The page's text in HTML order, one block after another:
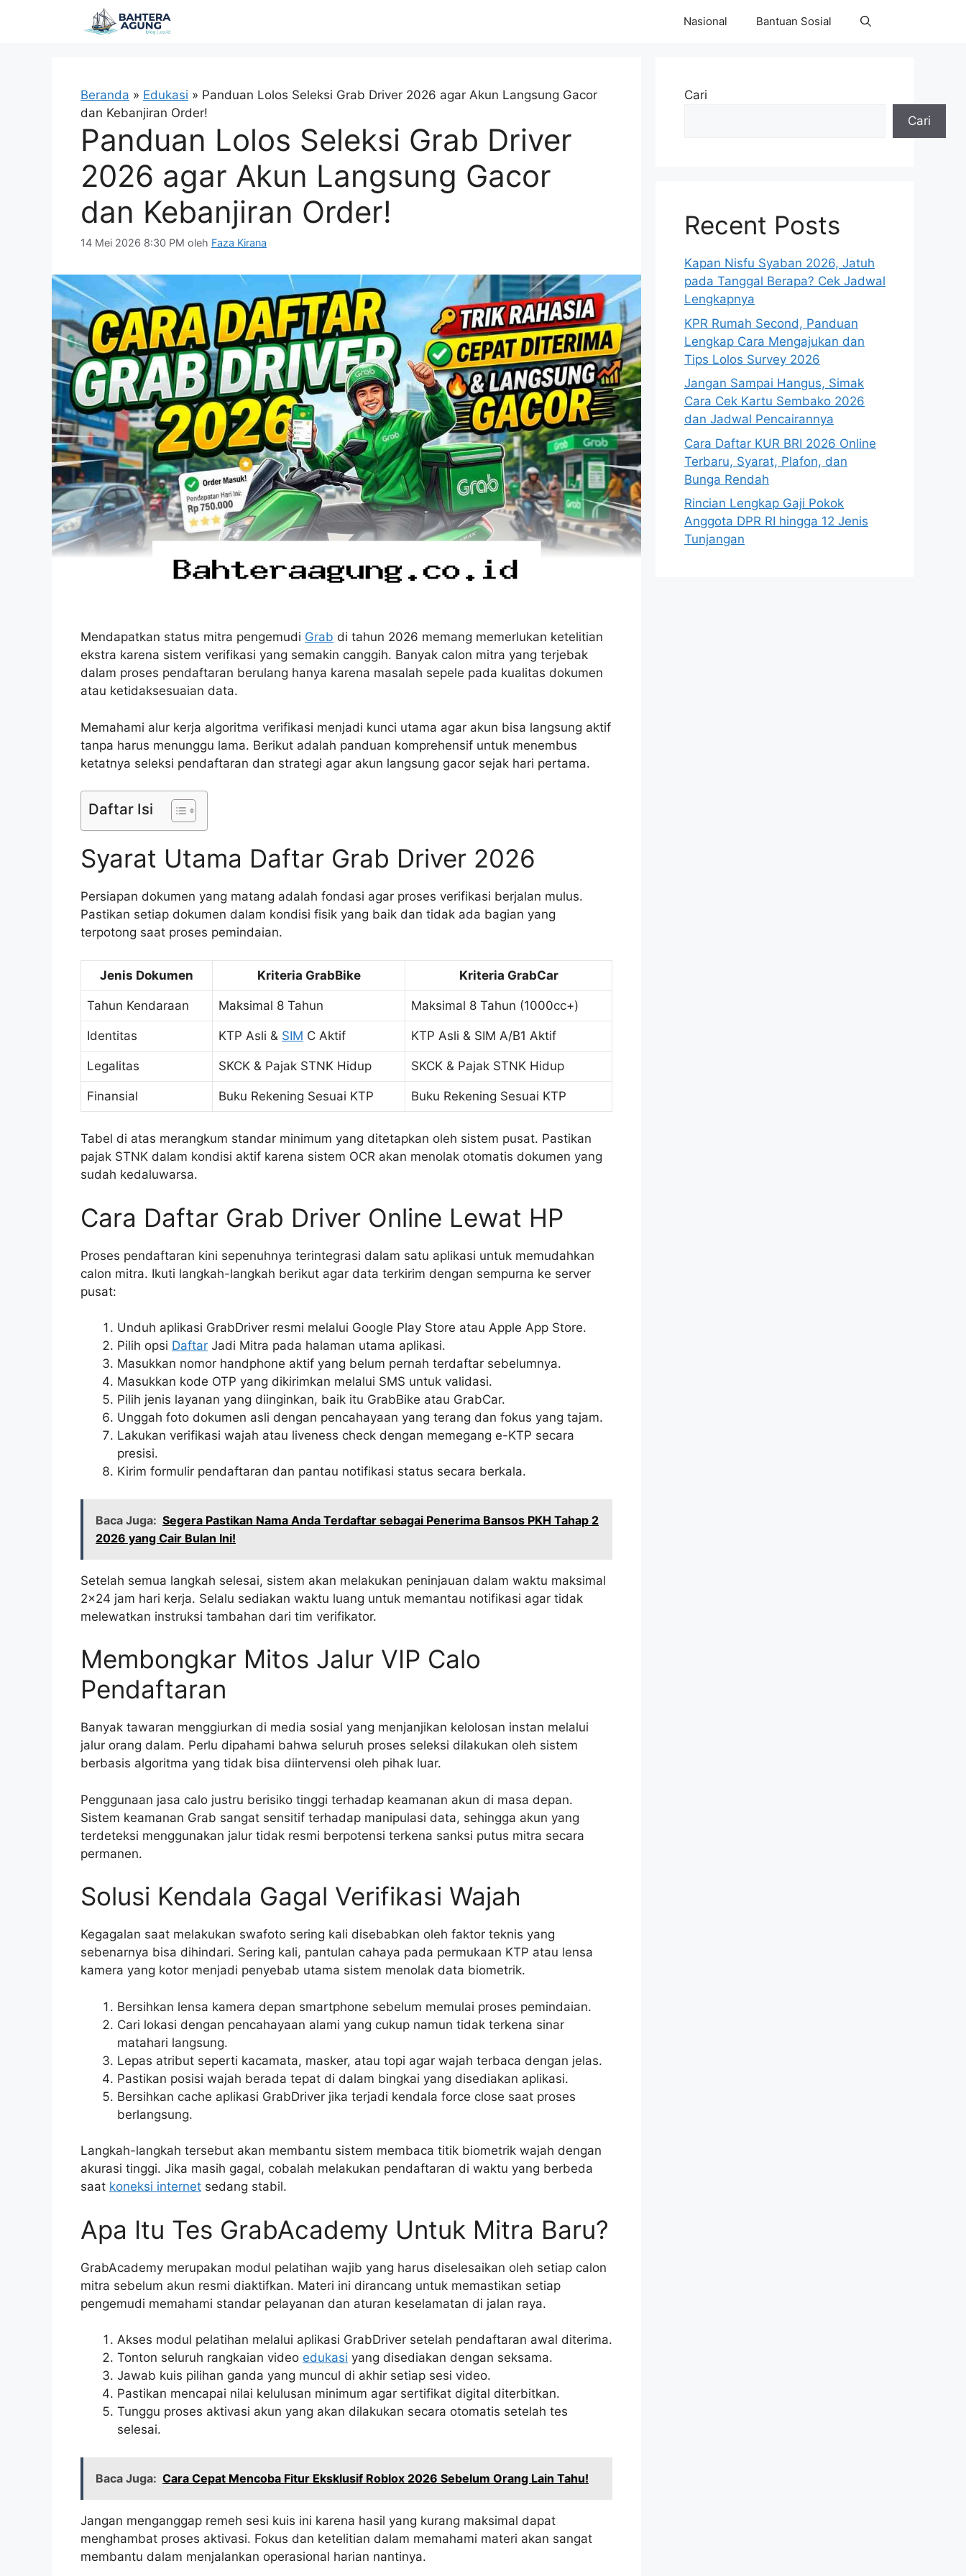
Nasional Bantuan Sosial
Beranda » Edukasi » Panduan Lolos Seleksi Grab Driver 2026 agar Akun Langsung Gacor
dan Kebanjiran Order!
Panduan Lolos Seleksi Grab Driver
2026 agar Akun Langsung Gacor
dan Kebanjiran Order!
14 Mei 2026 8:30 PM oleh Faza Kirana
Mendapatkan status mitra pengemudi Grab di tahun 2026 memang memerlukan ketelitian
ekstra karena sistem verifikasi yang semakin canggih. Banyak calon mitra yang terjebak
dalam proses pendaftaran berulang hanya karena masalah sepele pada kualitas dokumen
atau ketidaksesuaian data.
Memahami alur kerja algoritma verifikasi menjadi kunci utama agar akun bisa langsung aktif
tanpa harus menunggu lama. Berikut adalah panduan komprehensif untuk menembus
ketatnya seleksi pendaftaran dan strategi agar akun langsung gacor sejak hari pertama.
Daftar Isi
Syarat Utama Daftar Grab Driver 2026
Persiapan dokumen yang matang adalah fondasi agar proses verifikasi berjalan mulus.
Pastikan setiap dokumen dalam kondisi fisik yang baik dan tidak ada bagian yang
terpotong saat proses pemindaian.
Jenis Dokumen Kriteria GrabBike Kriteria GrabCar
Tahun Kendaraan Maksimal 8 Tahun Maksimal 8 Tahun (1000cc+)
Identitas KTP Asli & SIM C Aktif KTP Asli & SIM A/B1 Aktif
Legalitas SKCK & Pajak STNK Hidup SKCK & Pajak STNK Hidup
Finansial Buku Rekening Sesuai KTP Buku Rekening Sesuai KTP
Tabel di atas merangkum standar minimum yang ditetapkan oleh sistem pusat. Pastikan
pajak STNK dalam kondisi aktif karena sistem OCR akan menolak otomatis dokumen yang
sudah kedaluwarsa.
Cara Daftar Grab Driver Online Lewat HP
Proses pendaftaran kini sepenuhnya terintegrasi dalam satu aplikasi untuk memudahkan
calon mitra. Ikuti langkah-langkah berikut agar data terkirim dengan sempurna ke server
pusat:
Unduh aplikasi GrabDriver resmi melalui Google Play Store atau Apple App Store.
Pilih opsi Daftar Jadi Mitra pada halaman utama aplikasi.
Masukkan nomor handphone aktif yang belum pernah terdaftar sebelumnya.
Masukkan kode OTP yang dikirimkan melalui SMS untuk validasi.
Pilih jenis layanan yang diinginkan, baik itu GrabBike atau GrabCar.
Unggah foto dokumen asli dengan pencahayaan yang terang dan fokus yang tajam.
Lakukan verifikasi wajah atau liveness check dengan memegang e-KTP secara
presisi.
Kirim formulir pendaftaran dan pantau notifikasi status secara berkala.
Baca Juga: Segera Pastikan Nama Anda Terdaftar sebagai Penerima Bansos PKH Tahap 2
2026 yang Cair Bulan Ini!
Setelah semua langkah selesai, sistem akan melakukan peninjauan dalam waktu maksimal
2×24 jam hari kerja. Selalu sediakan waktu luang untuk memantau notifikasi agar tidak
melewatkan instruksi tambahan dari tim verifikator.
Membongkar Mitos Jalur VIP Calo
Pendaftaran
Banyak tawaran menggiurkan di media sosial yang menjanjikan kelolosan instan melalui
jalur orang dalam. Perlu dipahami bahwa seluruh proses seleksi dilakukan oleh sistem
berbasis algoritma yang tidak bisa diintervensi oleh pihak luar.
Penggunaan jasa calo justru berisiko tinggi terhadap keamanan akun di masa depan.
Sistem keamanan Grab sangat sensitif terhadap manipulasi data, sehingga akun yang
terdeteksi menggunakan jalur tidak resmi berpotensi terkena sanksi putus mitra secara
permanen.
Solusi Kendala Gagal Verifikasi Wajah
Kegagalan saat melakukan swafoto sering kali disebabkan oleh faktor teknis yang
sebenarnya bisa dihindari. Sering kali, pantulan cahaya pada permukaan KTP atau lensa
kamera yang kotor menjadi penyebab utama sistem menolak data biometrik.
Bersihkan lensa kamera depan smartphone sebelum memulai proses pemindaian.
Cari lokasi dengan pencahayaan alami yang cukup namun tidak terkena sinar
matahari langsung.
Lepas atribut seperti kacamata, masker, atau topi agar wajah terbaca dengan jelas.
Pastikan posisi wajah berada tepat di dalam bingkai yang disediakan aplikasi.
Bersihkan cache aplikasi GrabDriver jika terjadi kendala force close saat proses
berlangsung.
Langkah-langkah tersebut akan membantu sistem membaca titik biometrik wajah dengan
akurasi tinggi. Jika masih gagal, cobalah melakukan pendaftaran di waktu yang berbeda
saat koneksi internet sedang stabil.
Apa Itu Tes GrabAcademy Untuk Mitra Baru?
GrabAcademy merupakan modul pelatihan wajib yang harus diselesaikan oleh setiap calon
mitra sebelum akun resmi diaktifkan. Materi ini dirancang untuk memastikan setiap
pengemudi memahami standar pelayanan dan aturan keselamatan di jalan raya.
Akses modul pelatihan melalui aplikasi GrabDriver setelah pendaftaran awal diterima.
Tonton seluruh rangkaian video edukasi yang disediakan dengan seksama.
Jawab kuis pilihan ganda yang muncul di akhir setiap sesi video.
Pastikan mencapai nilai kelulusan minimum agar sertifikat digital diterbitkan.
Tunggu proses aktivasi akun yang akan dilakukan secara otomatis setelah tes
selesai.
Baca Juga: Cara Cepat Mencoba Fitur Eksklusif Roblox 2026 Sebelum Orang Lain Tahu!
Jangan menganggap remeh sesi kuis ini karena hasil yang kurang maksimal dapat
menghambat proses aktivasi. Fokus dan ketelitian dalam memahami materi akan sangat
membantu dalam menjalankan operasional harian nantinya.
Cari
Cari
Recent Posts
Kapan Nisfu Syaban 2026, Jatuh
pada Tanggal Berapa? Cek Jadwal
Lengkapnya
KPR Rumah Second, Panduan
Lengkap Cara Mengajukan dan
Tips Lolos Survey 2026
Jangan Sampai Hangus, Simak
Cara Cek Kartu Sembako 2026
dan Jadwal Pencairannya
Cara Daftar KUR BRI 2026 Online
Terbaru, Syarat, Plafon, dan
Bunga Rendah
Rincian Lengkap Gaji Pokok
Anggota DPR RI hingga 12 Jenis
Tunjangan